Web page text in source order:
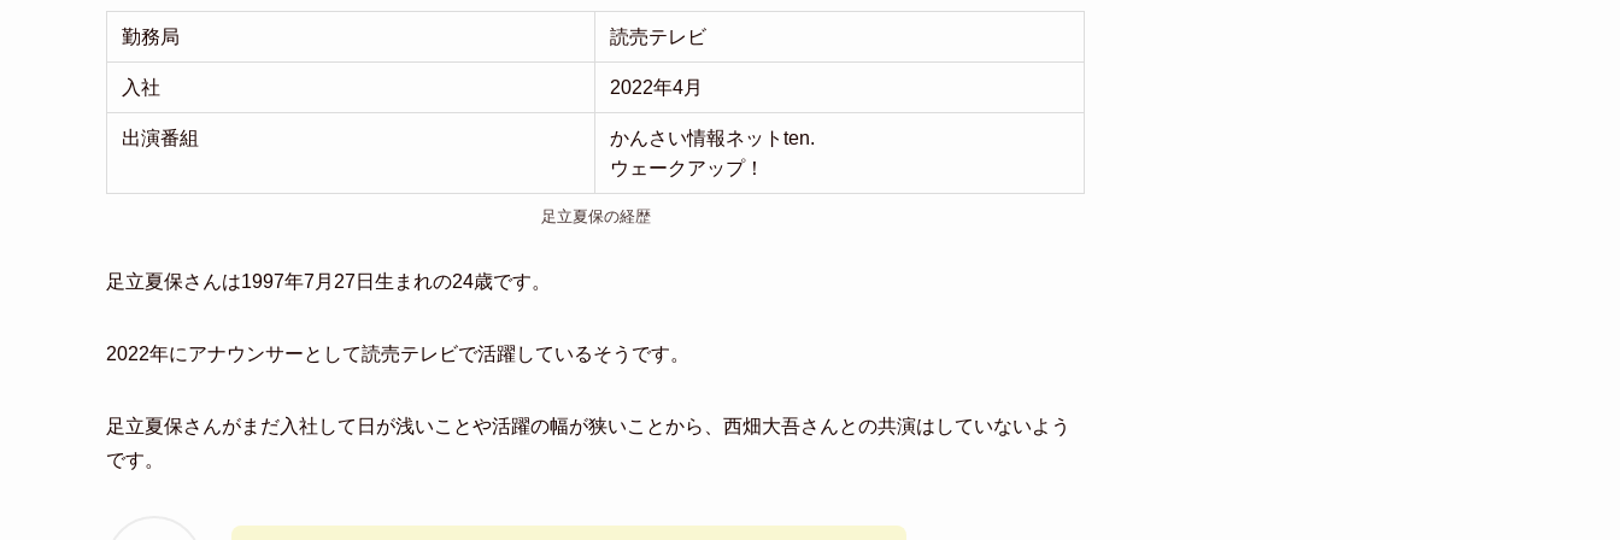
勤務局 読売テレビ
入社 2022年4月
出演番組
かんさい情報ネットten.
ウェークアップ！
足立夏保の経歴
足立夏保さんは1997年7月27日生まれの24歳です。
2022年にアナウンサーとして読売テレビで活躍しているそうです。
足立夏保さんがまだ入社して日が浅いことや活躍の幅が狭いことから、西畑大吾さんとの共演はしていないよう
です。